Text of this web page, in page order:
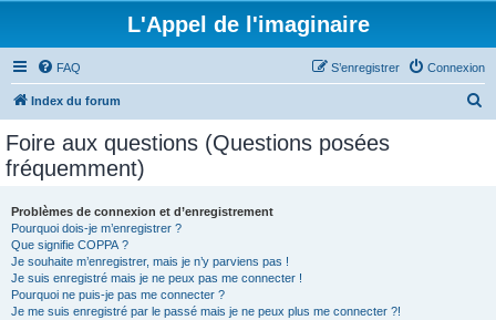
L'Appel de l'imaginaire
FAQ Connexion
S’enregistrer
Index du forum
Foire aux questions (Questions posées
fréquemment)
Problèmes de connexion et d’enregistrement
Pourquoi dois-je m’enregistrer ?
Que signifie COPPA ?
Je souhaite m’enregistrer, mais je n’y parviens pas !
Je suis enregistré mais je ne peux pas me connecter !
Pourquoi ne puis-je pas me connecter ?
Je me suis enregistré par le passé mais je ne peux plus me connecter ?!